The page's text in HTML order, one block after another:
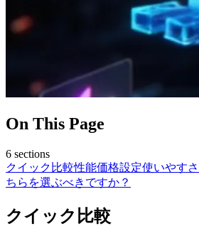
On This Page
6 sections
クイック比較性能価格設定使いやすさ
ちらを選ぶべきですか？
クイック比較